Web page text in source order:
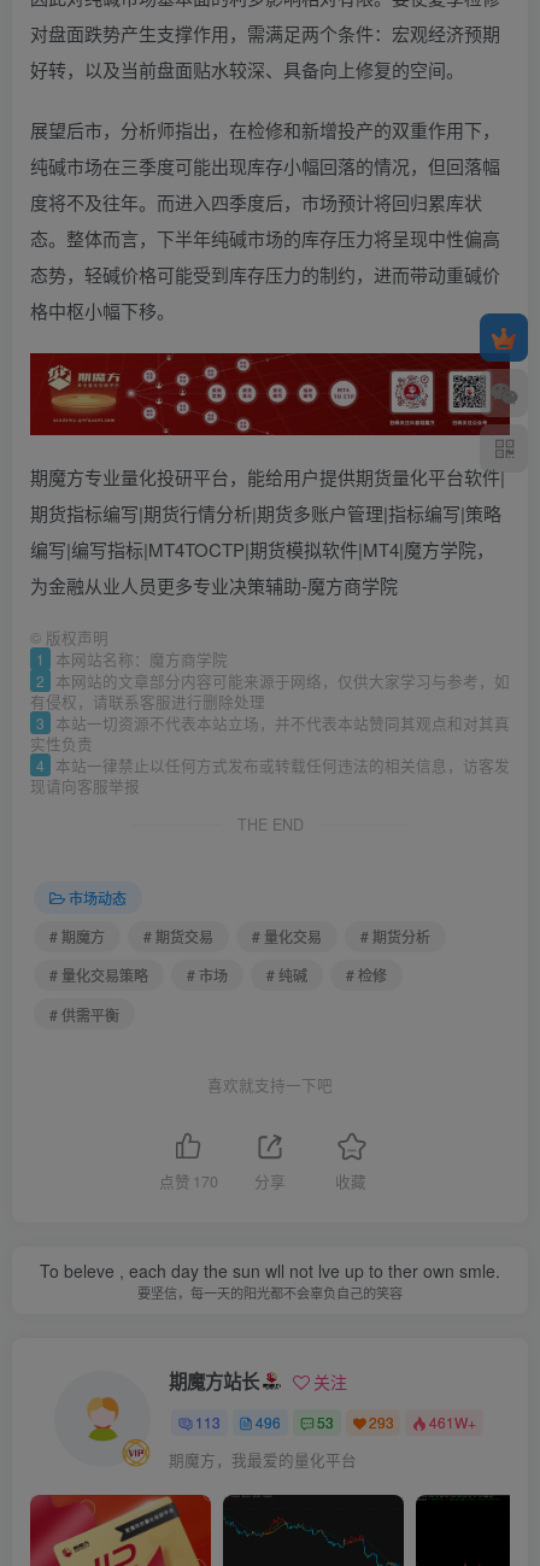
对盘面跌势产生支撑作用，需满足两个条件：宏观经济预期
好转，以及当前盘面贴水较深、具备向上修复的空间。
展望后市，分析师指出，在检修和新增投产的双重作用下，
纯碱市场在三季度可能出现库存小幅回落的情况，但回落幅
度将不及往年。而进入四季度后，市场预计将回归累库状
态。整体而言，下半年纯碱市场的库存压力将呈现中性偏高
态势，轻碱价格可能受到库存压力的制约，进而带动重碱价
格中枢小幅下移。
期魔方专业量化投研平台，能给用户提供期货量化平台软件|
期货指标编写|期货行情分析|期货多账户管理|指标编写|策略
编写|编写指标|MT4TOCTP|期货模拟软件|MT4|魔方学院，
为金融从业人员更多专业决策辅助-魔方商学院
© 版权声明
1 本网站名称：魔方商学院
2
本网站的文章部分内容可能来源于网络，仅供大家学习与参考，如
有侵权，请联系客服进行删除处理
3
本站一切资源不代表本站立场，并不代表本站赞同其观点和对其真
实性负责
4
本站一律禁止以任何方式发布或转载任何违法的相关信息，访客发
现请向客服举报
THE END
市场动态
# 期魔方
# 期货交易 # 量化交易
# 期货分析
# 量化交易策略
# 市场 # 纯碱
# 检修
# 供需平衡
喜欢就支持一下吧
点赞 170 分享 收藏
To beleve , each day the sun wll not lve up to ther own smle.
要坚信，每一天的阳光都不会辜负自己的笑容
期魔方站长 关注
113 496 53 293 461W+
期魔方，我最爱的量化平台